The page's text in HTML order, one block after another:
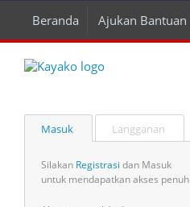
Beranda Ajukan Bantuan
Masuk Langganan
Silakan Registrasi dan Masuk
untuk mendapatkan akses penuh